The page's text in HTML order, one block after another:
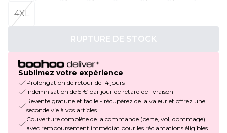
4XL
RUPTURE DE STOCK
Sublimez votre expérience
Prolongation de retour de 14 jours
Indemnisation de 5 € par jour de retard de livraison
Revente gratuite et facile - récupérez de la valeur et offrez une
seconde vie à vos articles.
Couverture complète de la commande (perte, vol, dommage)
avec remboursement immédiat pour les réclamations éligibles